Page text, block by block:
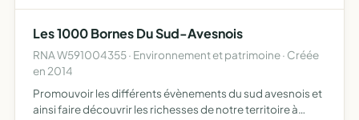
Les 1000 Bornes Du Sud-Avesnois
RNA W591004355 · Environnement et patrimoine · Créée
en 2014
Promouvoir les différents évènements du sud avesnois et
ainsi faire découvrir les richesses de notre territoire à